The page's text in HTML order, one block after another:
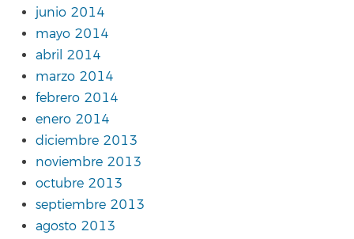
junio 2014
mayo 2014
abril 2014
marzo 2014
febrero 2014
enero 2014
diciembre 2013
noviembre 2013
octubre 2013
septiembre 2013
agosto 2013